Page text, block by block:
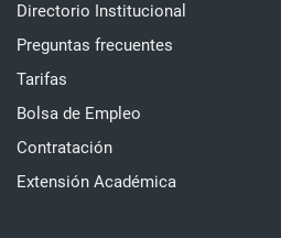
Directorio Institucional
Preguntas frecuentes
Tarifas
Bolsa de Empleo
Contratación
Extensión Académica